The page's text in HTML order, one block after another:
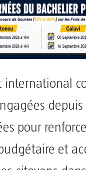
international
depuis
pour
et